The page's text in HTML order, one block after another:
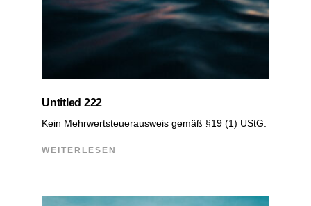
Untitled 222
Kein Mehrwertsteuerausweis gemäß §19 (1) UStG.
WEITERLESEN